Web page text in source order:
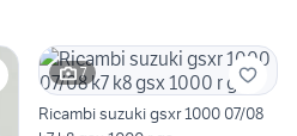
7
Ricambi suzuki gsxr 1000 07/08